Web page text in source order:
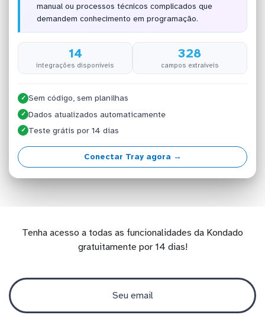
manual ou processos técnicos complicados que
demandem conhecimento em programação.
14
integrações disponíveis
328
campos extraíveis
✓ Sem código, sem planilhas
✓ Dados atualizados automaticamente
✓ Teste grátis por 14 dias
Conectar Tray agora →
Tenha acesso a todas as funcionalidades da Kondado
gratuitamente por 14 dias!